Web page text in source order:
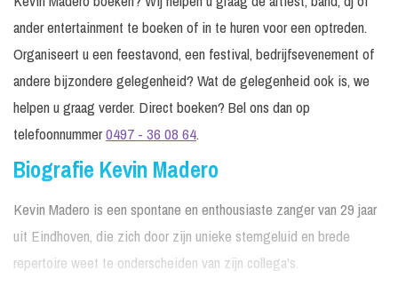
ander entertainment te boeken of in te huren voor een optreden.
Organiseert u een feestavond, een festival, bedrijfsevenement of
andere bijzondere gelegenheid? Wat de gelegenheid ook is, we
helpen u graag verder. Direct boeken? Bel ons dan op
telefoonnummer0497 - 36 08 64.
Biografie Kevin Madero
Kevin Madero is een spontane en enthousiaste zanger van 29 jaar
uit Eindhoven, die zich door zijn unieke stemgeluid en brede
repertoire weet te onderscheiden van zijn collega's.